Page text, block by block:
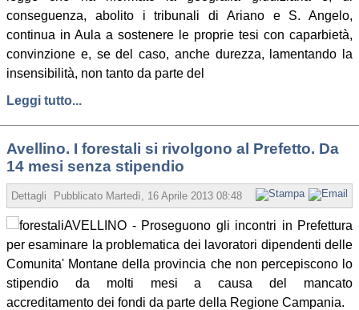
conseguenza, abolito i tribunali di Ariano e S. Angelo,
continua in Aula a sostenere le proprie tesi con caparbietà,
convinzione e, se del caso, anche durezza, lamentando la
insensibilità, non tanto da parte del
Leggi tutto...
Avellino. I forestali si rivolgono al Prefetto. Da
14 mesi senza stipendio
Dettagli Pubblicato Martedì, 16 Aprile 2013 08:48 Scritto da Redazione
AVELLINO - Proseguono gli incontri in Prefettura
per esaminare la problematica dei lavoratori dipendenti delle
Comunita' Montane della provincia che non percepiscono lo
stipendio da molti mesi a causa del mancato
accreditamento dei fondi da parte della Regione Campania.